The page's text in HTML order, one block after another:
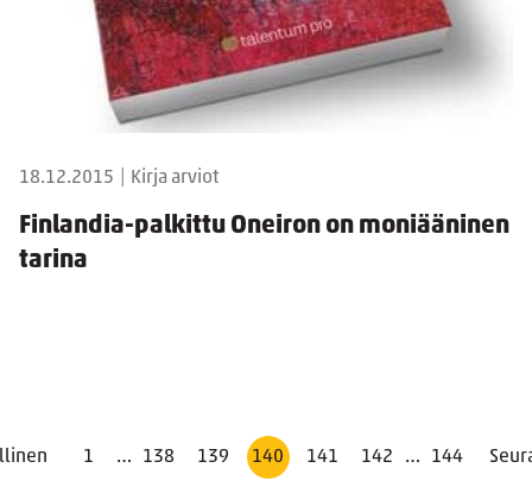
18.12.2015 Kirja arviot
Finlandia-palkittu Oneiron on moniääninen
tarina
1 … 138 139 140 141 142 … 144